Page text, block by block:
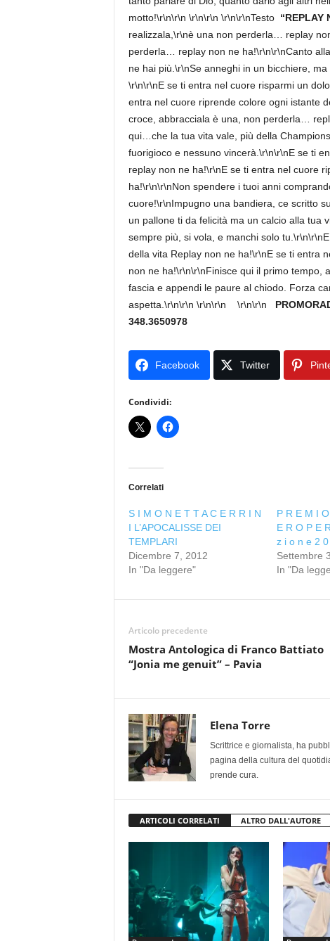
motto!\r\n\r\n \r\n\r\n \r\n\r\nTesto “REPLAY
realizzala,\r\nè una non perderla… replay
perderla… replay non ne ha!\r\n\r\nCanto
ne hai più.\r\nSe anneghi in un bicchiere,
\r\n\r\nE se ti entra nel cuore risparmi un
entra nel cuore riprende colore ogni istante
croce, abbracciala è una, non perderla…
qui…che la tua vita vale, più della
fuorigioco e nessuno vincerà.\r\n\r\nE se ti
replay non ne ha!\r\nE se ti entra nel cuore
ha!\r\n\r\nNon spendere i tuoi anni
cuore!\r\nImpugno una bandiera, ce scritto
un pallone ti da felicità ma un calcio alla tua
sempre più, si vola, e manchi solo
della vita Replay non ne ha!\r\nE se ti entra
non ne ha!\r\n\r\nFinisce qui il primo tempo,
fascia e appendi le paure al chiodo. Forza
aspetta.\r\n\r\n \r\n\r\n
\r\n\r\n
348.3650978
Facebook Twitter
Condividi:
Correlati
S I M O N E T T A C E R R I N
I L’APOCALISSE DEI
TEMPLARI
Dicembre 7, 2012
In "Da leggere"
P R E M I
E R O P E
z i o n e 2
Settembre
In "Da
Articolo precedente
Mostra Antologica di Franco Battiato
“Jonia me genuit” – Pavia
Elena Torre
Scrittrice e giornalista, ha
pagina della cultura del
prende cura.
ARTICOLI CORRELATI ALTRO DALL'AUTORE